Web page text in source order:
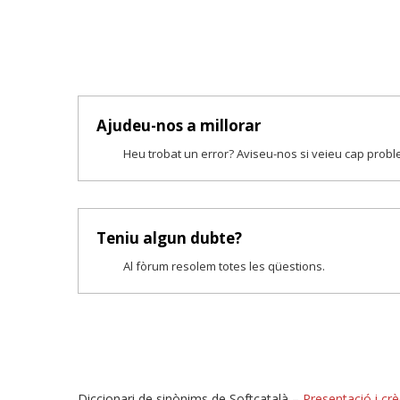
Ajudeu-nos a millorar
Heu trobat un error? Aviseu-nos si veieu cap
Teniu algun dubte?
Al fòrum resolem totes les qüestions.